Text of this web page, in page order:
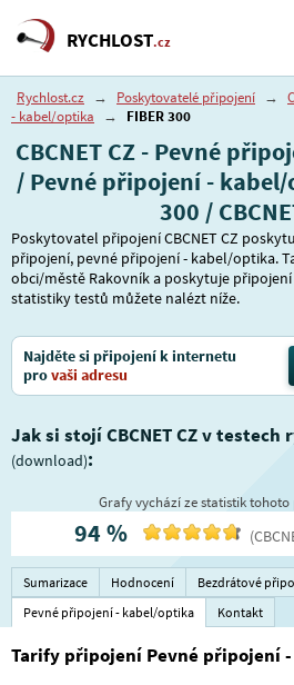
RYCHLOST.cz
Rychlost.cz → Poskytovatelé připojení →
- kabel/optika
→ FIBER 300
CBCNET CZ - Pevné
/ Pevné připojení -
300 /
Poskytovatel připojení CBCNET CZ
připojení, pevné připojení - kabel/optika.
obci/městě Rakovník a poskytuje
statistiky testů můžete nalézt níže.
Najděte si připojení k internetu
provaši adresu
Jak si stojí CBCNET CZ v
(download):
Grafy vychází ze statistik
94 % (
Sumarizace Hodnocení
Bezdrátové
Pevné připojení - kabel/optika
Kontakt
Tarify připojení Pevné připojení